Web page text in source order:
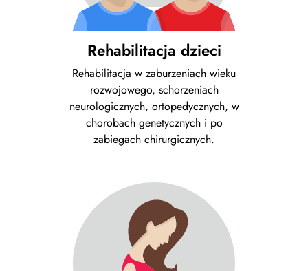
Rehabilitacja dzieci
Rehabilitacja w zaburzeniach wieku
rozwojowego, schorzeniach
neurologicznych, ortopedycznych, w
chorobach genetycznych i po
zabiegach chirurgicznych.